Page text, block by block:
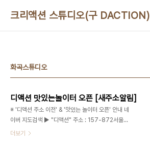
크리액션 스튜디오(구 DACTION)
화곡스튜디오
디액션 맛있는놀이터 오픈 [새주소알림]
※ '디액션 주소 이전' & '맛있는 놀이터 오픈' 안내 네
이버 지도검색 ▶ "디액션" 주소 : 157-872서울특
별시 강서구 까치산로 20 / 서울특별시 강서구 화곡
더보기